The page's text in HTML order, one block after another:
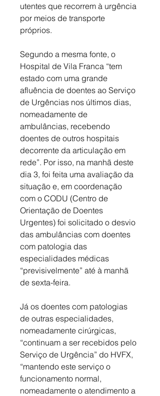
utentes que recorrem à urgência
por meios de transporte
próprios.
Segundo a mesma fonte, o
Hospital de Vila Franca “tem
estado com uma grande
afluência de doentes ao Serviço
de Urgências nos últimos dias,
nomeadamente de
ambulâncias, recebendo
doentes de outros hospitais
decorrente da articulação em
rede”. Por isso, na manhã deste
dia 3, foi feita uma avaliação da
situação e, em coordenação
com o CODU (Centro de
Orientação de Doentes
Urgentes) foi solicitado o desvio
das ambulâncias com doentes
com patologia das
especialidades médicas
“previsivelmente” até à manhã
de sexta-feira.
Já os doentes com patologias
de outras especialidades,
nomeadamente cirúrgicas,
“continuam a ser recebidos pelo
Serviço de Urgência” do HVFX,
“mantendo este serviço o
funcionamento normal,
nomeadamente o atendimento a